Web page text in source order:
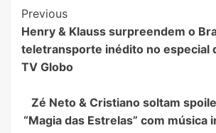
Post
Navigation
Previous
Henry & Klauss surpreendem o
teletransporte inédito no especial
TV Globo
Zé Neto & Cristiano soltam
“Magia das Estrelas” com música